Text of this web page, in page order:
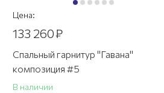
Цена:
133 260₽
Спальный гарнитур "Гавана"
композиция #5
В наличии